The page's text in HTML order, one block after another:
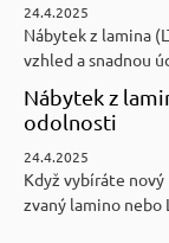
24.4.2025
Nábytek z lamina
vzhled a snadnou
Nábytek z
odolnosti
24.4.2025
Když vybíráte
zvaný lamino nebo